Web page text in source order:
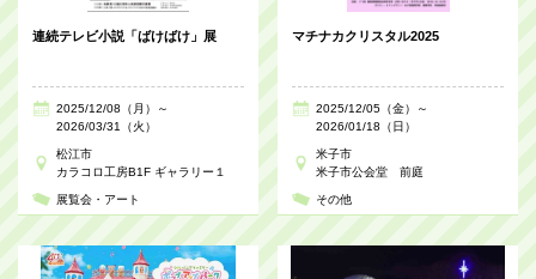
連続テレビ小説「ばけばけ」展
2025/12/08（月）～
2026/03/31（火）
松江市
カラコロ工房B1F ギャラリー１
展覧会・アート
マチナカクリスタル2025
2025/12/05（金）～
2026/01/18（日）
米子市
米子市公会堂 前庭
その他